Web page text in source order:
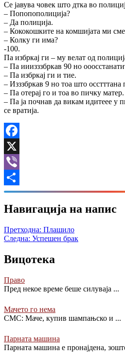
Се јавува човек што дтка во
– Попопополиција?
– Да полиција.
– Кококошките на комшијата ми
– Колку ги има?
-100.
Па избркај ги – му велат од
– Па ииизззбркав 90 но
– Па избркај ги и тие.
– Изззбркав 9 но тоа што осстттана
– Па отерај го и тоа во пичку матер.
– Па ја почнав да викам идитеее у
се вратија.
Facebook
X
Viber
Share
Навигација на напис
Претходна: Плашило
Следна: Успешен брак
Вицотека
Право
Пред некое време беше силуваја ...
Мачето го нема
СМС: Маче, купив шампањско и ...
Парната машина
Парната машина е пронајдена,